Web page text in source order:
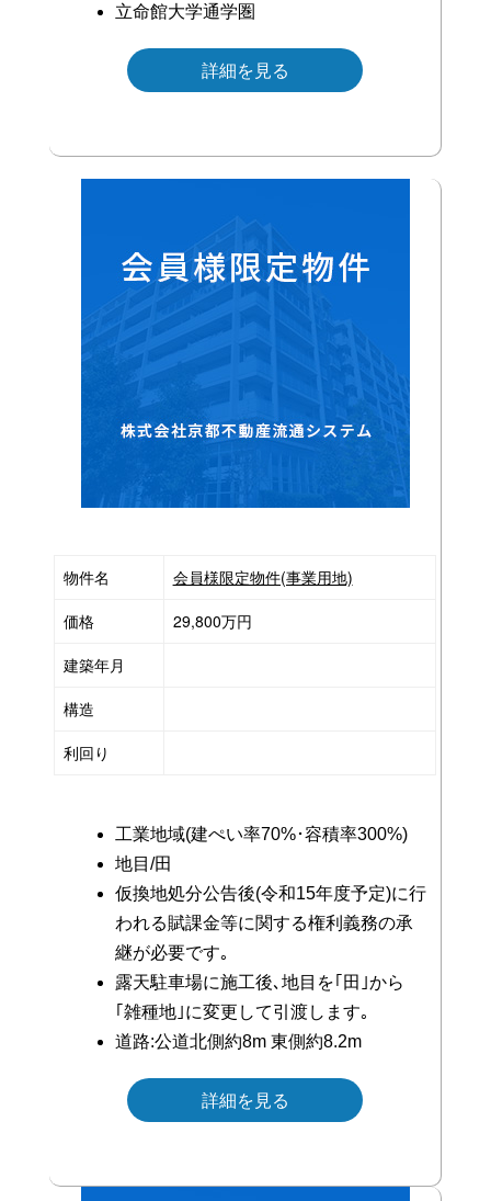
立命館大学通学圏
詳細を見る
物件名
会員様限定物件(事業用地)
価格
29,800万円
建築年月
構造
利回り
工業地域(建ぺい率70%･容積率300%)
地目/田
仮換地処分公告後(令和15年度予定)に行
われる賦課金等に関する権利義務の承
継が必要です｡
露天駐車場に施工後､地目を｢田｣から
｢雑種地｣に変更して引渡します｡
道路:公道北側約8m 東側約8.2m
詳細を見る